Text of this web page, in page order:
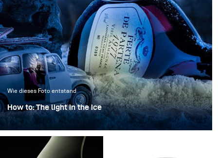
Wie dieses Foto entstand
How to: The light in the ice
“Das Licht im Eis” verwandelt eine ikonische Flasche in
ein skulpturales Objekt, eingefroren in einer klaren,
kristallinen Atmosphäre.